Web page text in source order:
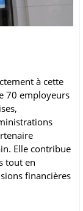
à cette
70 employeurs
Elle contribue
tout en
financières